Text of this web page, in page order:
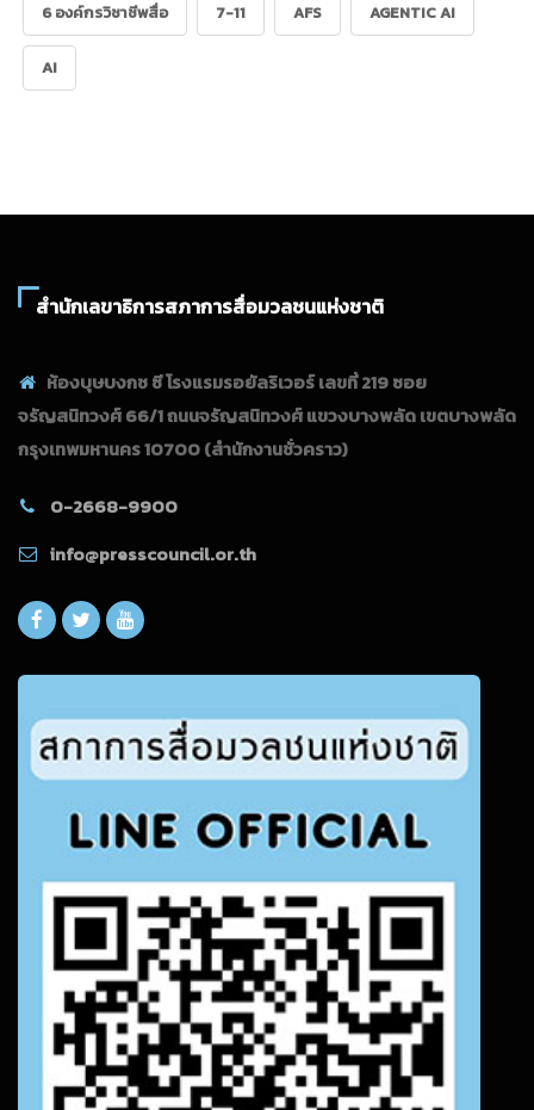
6 องค์กรวิชาชีพสื่อ 7-11 AFS AGENTIC AI
AI
สำนักเลขาธิการสภาการสื่อมวลชนแห่งชาติ
ห้องบุษบงกช ซี โรงแรมรอยัลริเวอร์ เลขที่ 219 ซอย
จรัญสนิทวงศ์ 66/1 ถนนจรัญสนิทวงศ์ แขวงบางพลัด เขตบางพลัด
กรุงเทพมหานคร 10700(สำนักงานชั่วคราว)
0-2668-9900
info@presscouncil.or.th